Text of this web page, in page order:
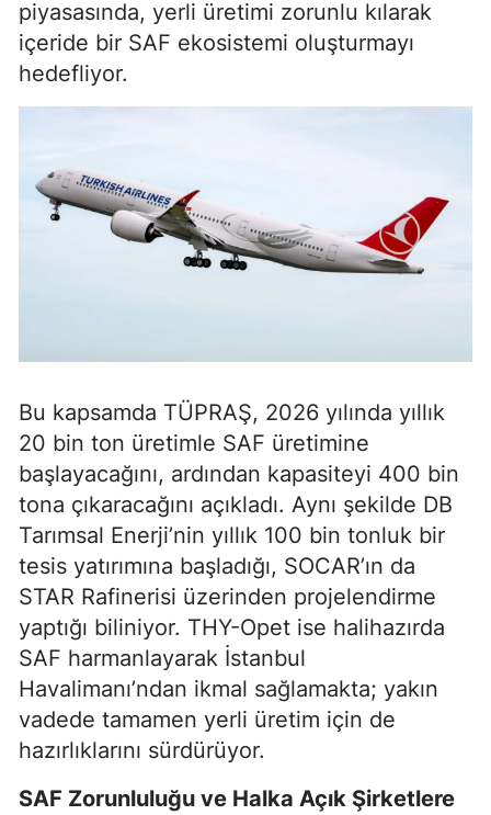
piyasasında, yerli üretimi zorunlu kılarak
içeride bir SAF ekosistemi oluşturmayı
hedefliyor.
Bu kapsamda TÜPRAŞ, 2026 yılında yıllık
20 bin ton üretimle SAF üretimine
başlayacağını, ardından kapasiteyi 400 bin
tona çıkaracağını açıkladı. Aynı şekilde DB
Tarımsal Enerji’nin yıllık 100 bin tonluk bir
tesis yatırımına başladığı, SOCAR’ın da
STAR Rafinerisi üzerinden projelendirme
yaptığı biliniyor. THY-Opet ise halihazırda
SAF harmanlayarak İstanbul
Havalimanı’ndan ikmal sağlamakta; yakın
vadede tamamen yerli üretim için de
hazırlıklarını sürdürüyor.
SAF Zorunluluğu ve Halka Açık Şirketlere